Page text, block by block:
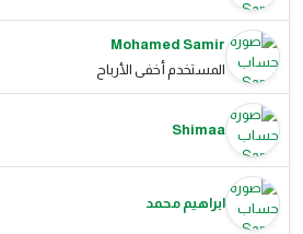
Mohamed Samir
المستخدم أخفى الأرباح
Shimaa
ابراهيم محمد